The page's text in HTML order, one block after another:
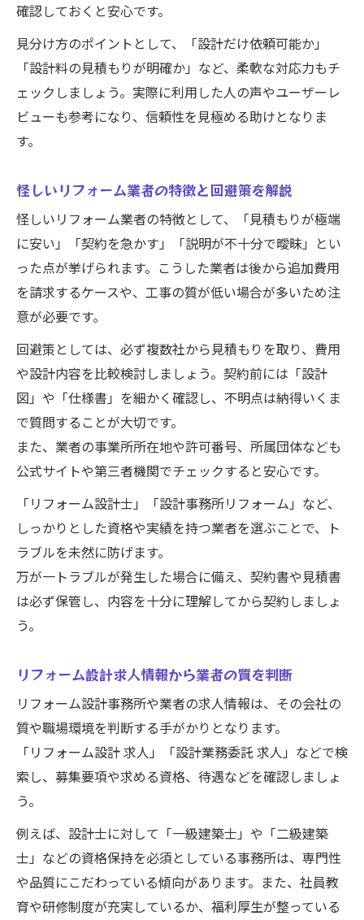
確認しておくと安心です。
見分け方のポイントとして、「設計だけ依頼可能か」
「設計料の見積もりが明確か」など、柔軟な対応力もチ
ェックしましょう。実際に利用した人の声やユーザーレ
ビューも参考になり、信頼性を見極める助けとなりま
す。
怪しいリフォーム業者の特徴と回避策を解説
怪しいリフォーム業者の特徴として、「見積もりが極端
に安い」「契約を急かす」「説明が不十分で曖昧」とい
った点が挙げられます。こうした業者は後から追加費用
を請求するケースや、工事の質が低い場合が多いため注
意が必要です。
回避策としては、必ず複数社から見積もりを取り、費用
や設計内容を比較検討しましょう。契約前には「設計
図」や「仕様書」を細かく確認し、不明点は納得いくま
で質問することが大切です。
また、業者の事業所所在地や許可番号、所属団体なども
公式サイトや第三者機関でチェックすると安心です。
「リフォーム設計士」「設計事務所リフォーム」など、
しっかりとした資格や実績を持つ業者を選ぶことで、ト
ラブルを未然に防げます。
万が一トラブルが発生した場合に備え、契約書や見積書
は必ず保管し、内容を十分に理解してから契約しましょ
う。
リフォーム設計求人情報から業者の質を判断
リフォーム設計事務所や業者の求人情報は、その会社の
質や職場環境を判断する手がかりとなります。
「リフォーム設計 求人」「設計業務委託 求人」などで検
索し、募集要項や求める資格、待遇などを確認しましょ
う。
例えば、設計士に対して「一級建築士」や「二級建築
士」などの資格保持を必須としている事務所は、専門性
や品質にこだわっている傾向があります。また、社員教
育や研修制度が充実しているか、福利厚生が整っている